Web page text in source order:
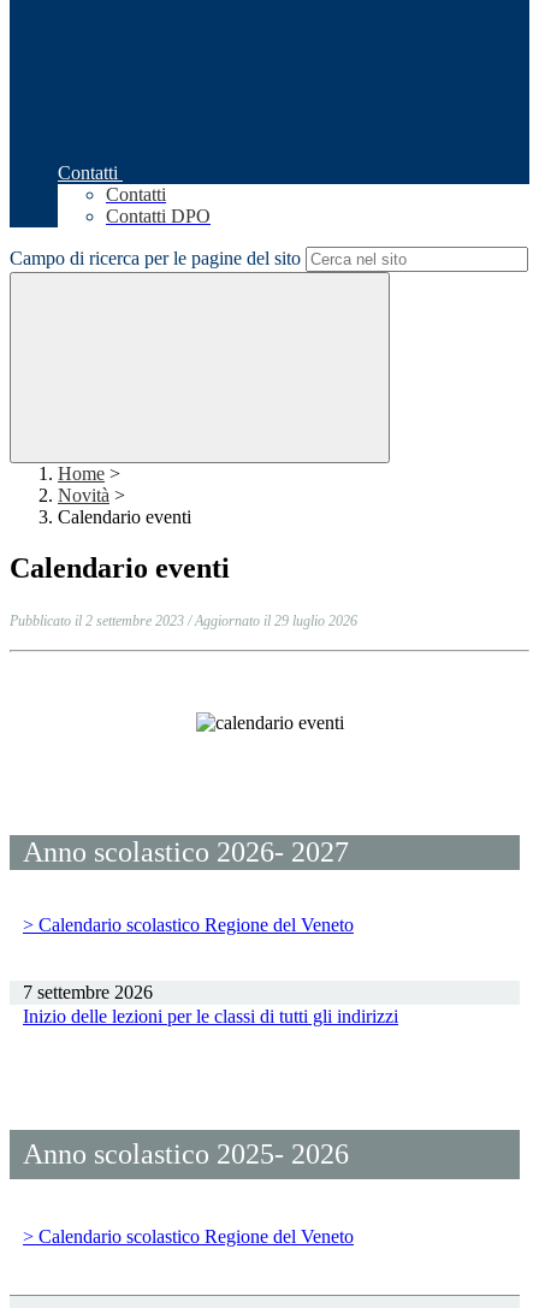
Contatti
Contatti
Contatti DPO
Campo di ricerca per le pagine del sito
Home >
Novità >
Calendario eventi
Calendario eventi
Pubblicato il 2 settembre 2023 / Aggiornato il 29 luglio 2026
Anno scolastico 2026- 2027
> Calendario scolastico Regione del Veneto
7 settembre 2026
Inizio delle lezioni per le classi di tutti gli indirizzi
Anno scolastico 2025- 2026
> Calendario scolastico Regione del Veneto